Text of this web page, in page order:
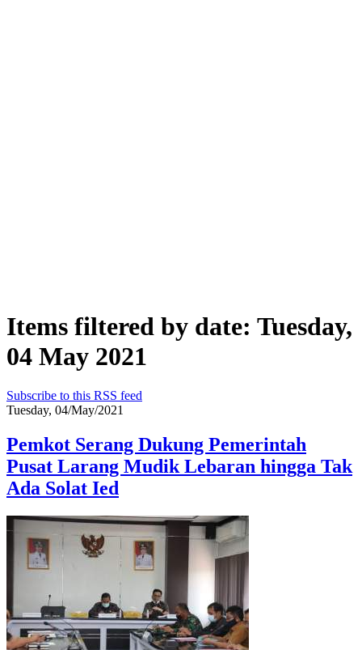
Items filtered by date: Tuesday,
04 May 2021
Subscribe to this RSS feed
Tuesday, 04/May/2021
Pemkot Serang Dukung Pemerintah
Pusat Larang Mudik Lebaran hingga Tak
Ada Solat Ied